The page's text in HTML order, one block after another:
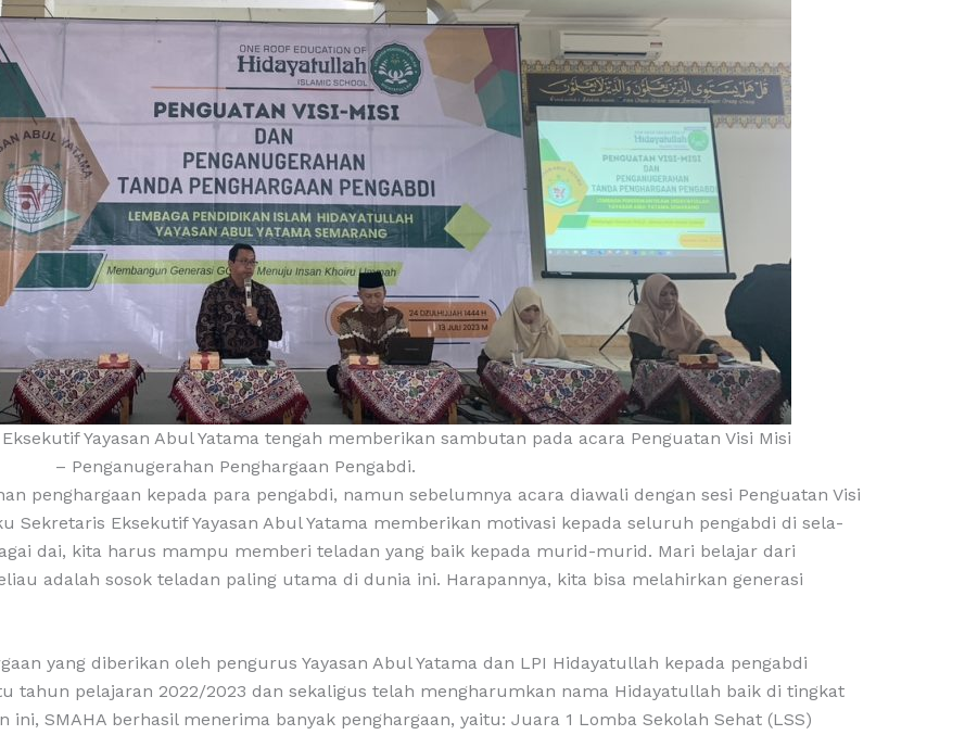
Yayasan Abul Yatama tengah memberikan sambutan pada acara Penguatan Visi Misi
– Penganugerahan Penghargaan Pengabdi.
penghargaan kepada para pengabdi, namun sebelumnya acara diawali dengan sesi Penguatan Visi
Sekretaris Eksekutif Yayasan Abul Yatama memberikan motivasi kepada seluruh pengabdi di sela-
dai, kita harus mampu memberi teladan yang baik kepada murid-murid. Mari belajar dari
adalah sosok teladan paling utama di dunia ini. Harapannya, kita bisa melahirkan generasi
yang diberikan oleh pengurus Yayasan Abul Yatama dan LPI Hidayatullah kepada pengabdi
tahun pelajaran 2022/2023 dan sekaligus telah mengharumkan nama Hidayatullah baik di tingkat
SMAHA berhasil menerima banyak penghargaan, yaitu: Juara 1 Lomba Sekolah Sehat (LSS)